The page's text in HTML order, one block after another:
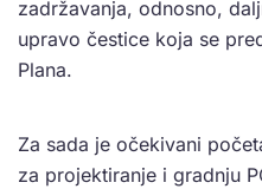
zadržavanja, odnosno,
upravo čestice koja se
Plana.
Za sada je očekivani
za projektiranje i gradnju